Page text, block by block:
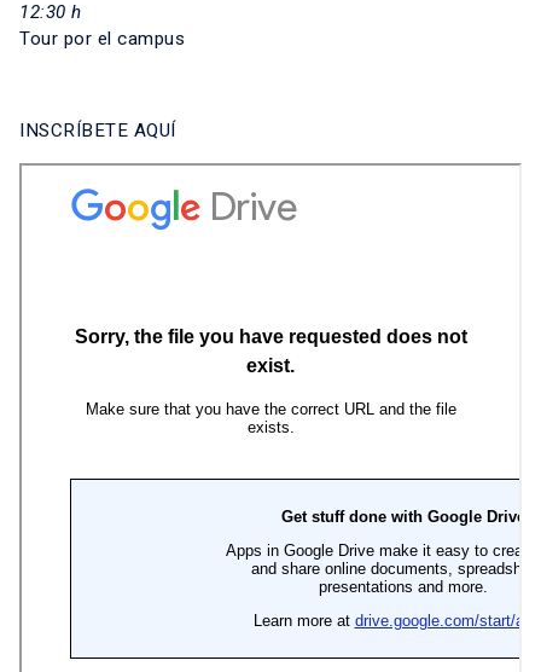
12:30 h
Tour por el campus
INSCRÍBETE AQUÍ